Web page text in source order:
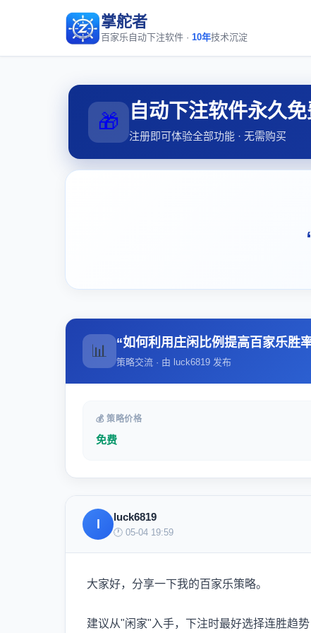
掌舵者
百家乐自动下注软件 · 10年技术沉淀
🎁 自动下注软件永久免
注册即可体验全部功能 · 无需购买
📊 “如何利用庄闲比例提高百家乐胜
策略交流 · 由 luck6819 发布
💰 策略价格
免费
luck6819
🕐 05-04 19:59
大家好，分享一下我的百家乐策略。
建议从"闲家"入手，下注时最好选择连胜趋